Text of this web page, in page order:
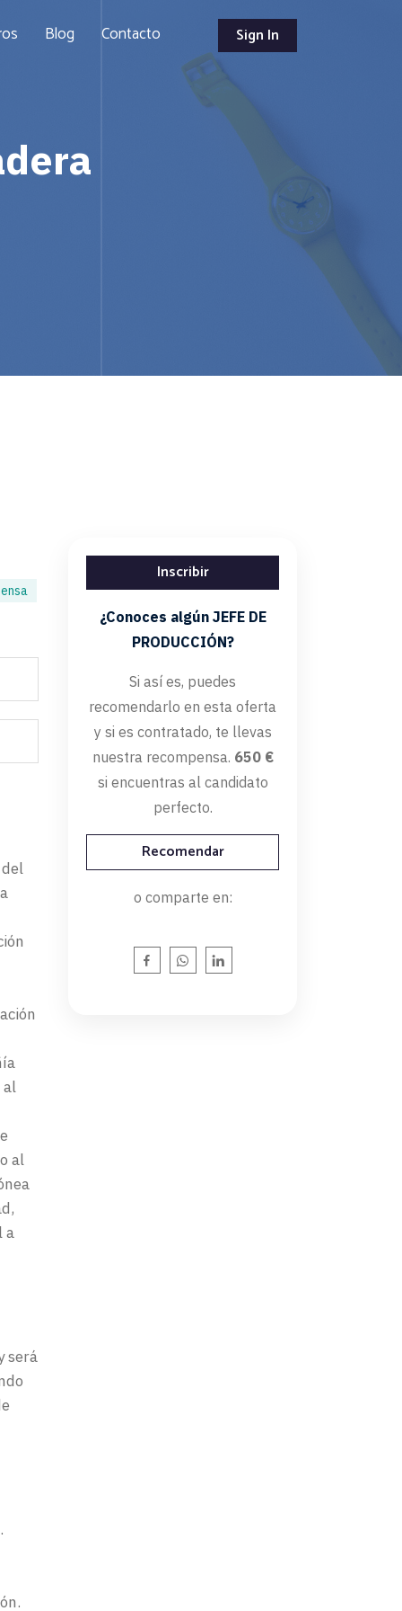
Blog Contacto Sign In
al
al
a
será
Inscribir
¿Conoces algún JEFE DE
PRODUCCIÓN?
Si así es, puedes
recomendarlo en esta oferta
y si es contratado, te llevas
nuestra recompensa. 650 €
si encuentras al candidato
perfecto.
Recomendar
o comparte en: